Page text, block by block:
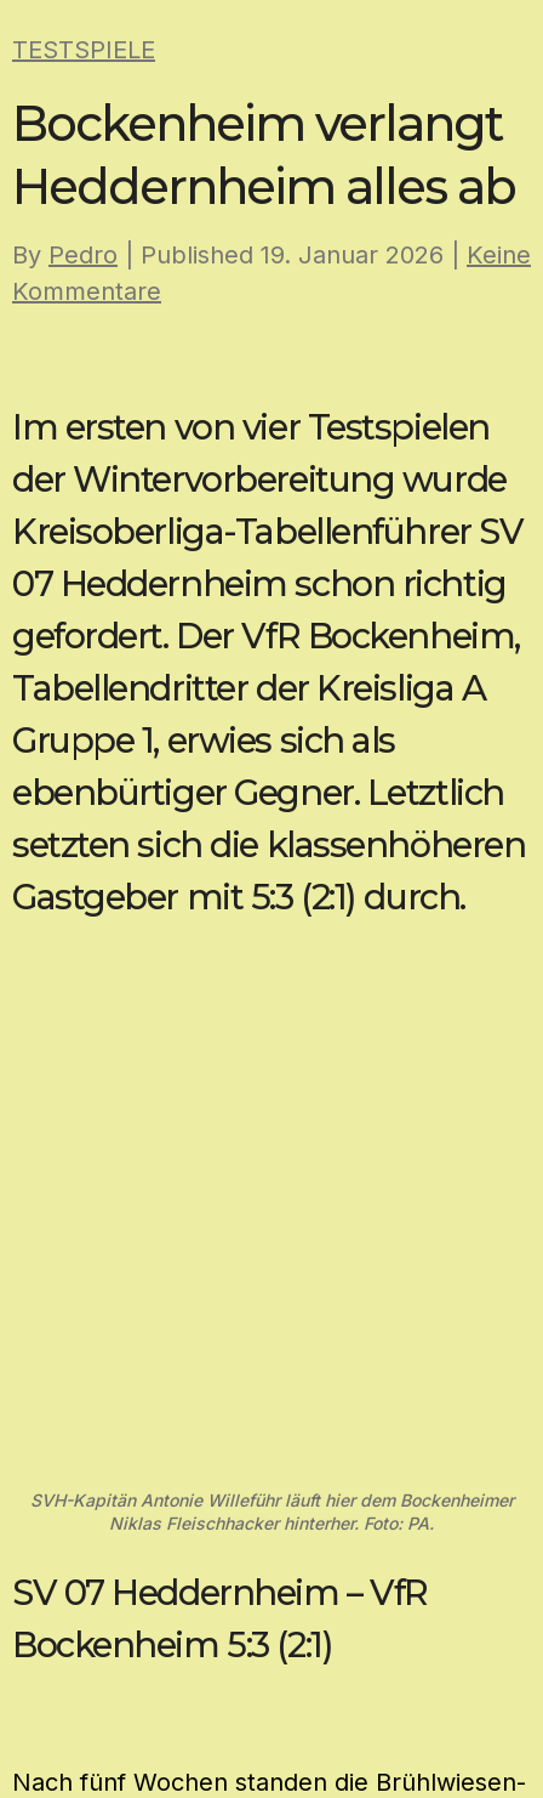
toTESTSPIELE
Bockenheim verlangt
Heddernheim alles ab
By Pedro | Published 19. Januar 2026
Keine
Kommentare
Im ersten von vier Testspielen
der Wintervorbereitung wurde
Kreisoberliga-Tabellenführer SV
07 Heddernheim schon richtig
gefordert. Der VfR Bockenheim,
Tabellendritter der Kreisliga A
Gruppe 1, erwies sich als
ebenbürtiger Gegner. Letztlich
setzten sich die klassenhöheren
Gastgeber mit 5:3 (2:1) durch.
SVH-Kapitän Antonie Willeführ läuft hier dem Bockenheimer
Niklas Fleischhacker hinterher. Foto: PA.
SV 07 Heddernheim – VfR
Bockenheim 5:3 (2:1)
Nach fünf Wochen standen die Brühlwiesen-